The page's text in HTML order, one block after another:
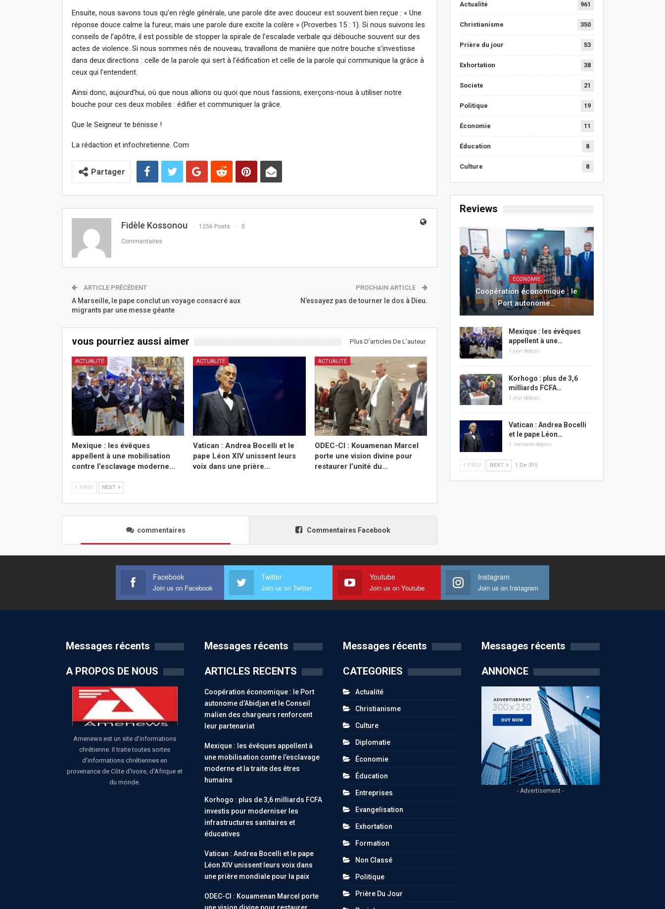
Ensuite, nous savons tous qu’en règle générale, une parole dite avec douceur est souvent bien reçue : « Une
réponse douce calme la fureur, mais une parole dure excite la colère » (Proverbes 15 : 1). Si nous suivons les
conseils de l’apôtre, il est possible de stopper la spirale de l’escalade verbale qui débouche souvent sur des
actes de violence. Si nous sommes nés de nouveau, travaillons de manière que notre bouche s’investisse
dans deux directions : celle de la parole qui sert à l’édification et celle de la parole qui communique la grâce à
ceux qui l’entendent.
Ainsi donc, aujourd’hui, où que nous allions ou quoi que nous fassions, exerçons-nous à utiliser notre
bouche pour ces deux mobiles : édifier et communiquer la grâce.
Que le Seigneur te bénisse !
La rédaction et infochretienne. Com
Partager
Fidèle Kossonou 1256 Posts 0
Commentaires
ARTICLE PRÉCÉDENT
A Marseille, le pape conclut un voyage consacré aux
migrants par une messe géante
PROCHAIN ARTICLE
N’essayez pas de tourner le dos à Dieu.
vous pourriez aussi aimer Plus D'articles De L'auteur
ACTUALITÉ
Mexique : les évêques
appellent à une mobilisation
contre l’esclavage moderne…
ACTUALITÉ
Vatican : Andrea Bocelli et le
pape Léon XIV unissent leurs
voix dans une prière…
ACTUALITÉ
ODEC-CI : Kouamenan Marcel
porte une vision divine pour
restaurer l’unité du…
PREV NEXT
commentaires Commentaires Facebook
Actualité 961
Christianisme 350
Prière du jour 53
Exhortation 38
Societe 21
Politique 19
Économie 11
Éducation 8
Culture 8
Reviews
ÉCONOMIE
Coopération économique : le
Port autonome…
Mexique : les évêques
appellent à une…
1 jour depuis
Korhogo : plus de 3,6
milliards FCFA…
1 jour depuis
Vatican : Andrea Bocelli
et le pape Léon…
1 semaine depuis
PREV NEXT 1 De 315
Facebook
Join us on Facebook
Twitter
Join us on Twitter
Youtube
Join us on Youtube
Instagram
Join us on Instagram
Messages récents
A PROPOS DE NOUS
Amenews est un site d'informations
chrétienne. Il traite toutes sortes
d'informations chrétiennes en
provenance de Côte d'Ivoire, d'Afrique et
du monde.
Messages récents
ARTICLES RECENTS
Coopération économique : le Port
autonome d’Abidjan et le Conseil
malien des chargeurs renforcent
leur partenariat
Mexique : les évêques appellent à
une mobilisation contre l’esclavage
moderne et la traite des êtres
humains
Korhogo : plus de 3,6 milliards FCFA
investis pour moderniser les
infrastructures sanitaires et
éducatives
Vatican : Andrea Bocelli et le pape
Léon XIV unissent leurs voix dans
une prière mondiale pour la paix
ODEC-CI : Kouamenan Marcel porte
Messages récents
CATEGORIES
Actualité
Christianisme
Culture
Diplomatie
Économie
Éducation
Entreprises
Evangelisation
Exhortation
Formation
Non Classé
Politique
Prière Du Jour
Messages récents
ANNONCE
- Advertisement -